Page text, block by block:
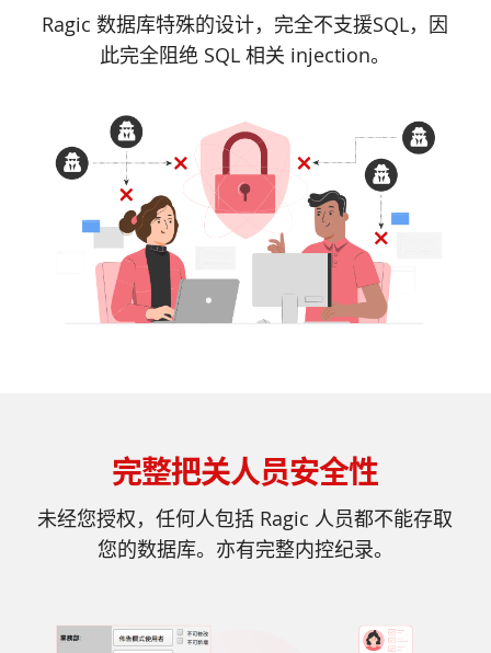
Ragic 数据库特殊的设计，完全不支援SQL，因
此完全阻绝 SQL 相关 injection。
完整把关人员安全性
未经您授权，任何人包括 Ragic 人员都不能存取
您的数据库。亦有完整内控纪录。